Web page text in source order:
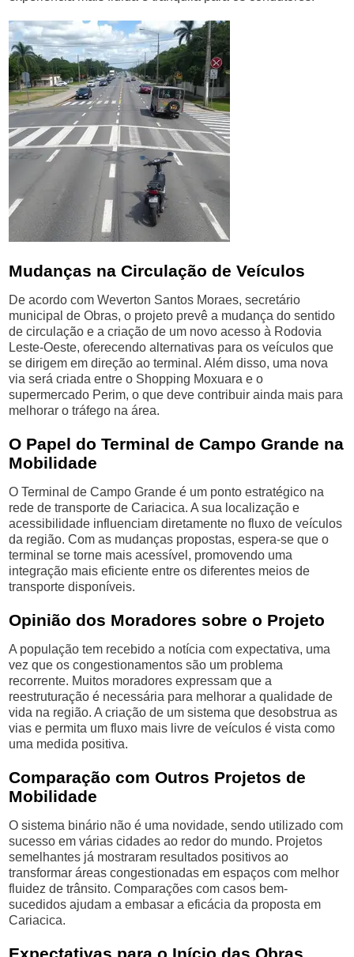
Mudanças na Circulação de Veículos
De acordo com Weverton Santos Moraes, secretário
municipal de Obras, o projeto prevê a mudança do sentido
de circulação e a criação de um novo acesso à Rodovia
Leste-Oeste, oferecendo alternativas para os veículos que
se dirigem em direção ao terminal. Além disso, uma nova
via será criada entre o Shopping Moxuara e o
supermercado Perim, o que deve contribuir ainda mais para
melhorar o tráfego na área.
O Papel do Terminal de Campo Grande na
Mobilidade
O Terminal de Campo Grande é um ponto estratégico na
rede de transporte de Cariacica. A sua localização e
acessibilidade influenciam diretamente no fluxo de veículos
da região. Com as mudanças propostas, espera-se que o
terminal se torne mais acessível, promovendo uma
integração mais eficiente entre os diferentes meios de
transporte disponíveis.
Opinião dos Moradores sobre o Projeto
A população tem recebido a notícia com expectativa, uma
vez que os congestionamentos são um problema
recorrente. Muitos moradores expressam que a
reestruturação é necessária para melhorar a qualidade de
vida na região. A criação de um sistema que desobstrua as
vias e permita um fluxo mais livre de veículos é vista como
uma medida positiva.
Comparação com Outros Projetos de
Mobilidade
O sistema binário não é uma novidade, sendo utilizado com
sucesso em várias cidades ao redor do mundo. Projetos
semelhantes já mostraram resultados positivos ao
transformar áreas congestionadas em espaços com melhor
fluidez de trânsito. Comparações com casos bem-
sucedidos ajudam a embasar a eficácia da proposta em
Cariacica.